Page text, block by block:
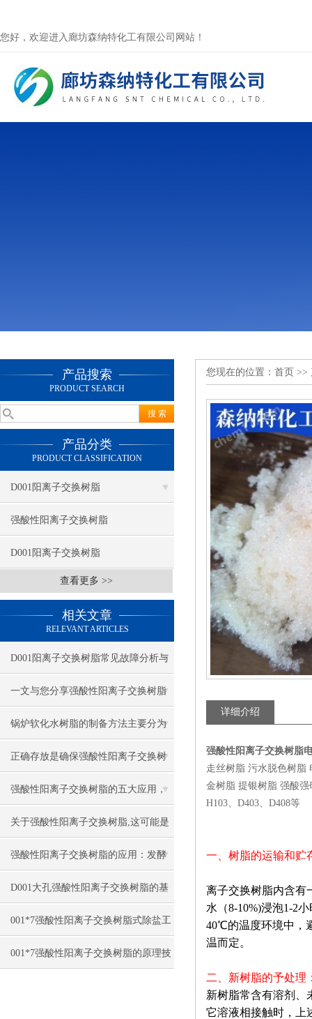
您好，欢迎进入廊坊森纳特化工有限公司网站！
产品搜索
PRODUCT SEARCH
产品分类
PRODUCT CLASSIFICATION
D001阳离子交换树脂
强酸性阳离子交换树脂
D001阳离子交换树脂
查看更多 >>
相关文章
RELEVANT ARTICLES
D001阳离子交换树脂常见故障分析与
针对性解决方法分享
一文与您分享强酸性阳离子交换树脂
的常见问题相应解决方法
锅炉软化水树脂的制备方法主要分为
这两大步骤
正确存放是确保强酸性阳离子交换树
脂质量的关键
强酸性阳离子交换树脂的五大应用，
你知道吗？
关于强酸性阳离子交换树脂,这可能是
一篇刷新你认知的文章
强酸性阳离子交换树脂的应用：发酵
工程师认知升级
D001大孔强酸性阳离子交换树脂的基
本类型
001*7强酸性阳离子交换树脂式除盐工
艺的特点
001*7强酸性阳离子交换树脂的原理技
您现在的位置： 首页 >>
详细介绍
强酸性阳离子交换树脂
走丝树脂 污水脱色树脂
金树脂 提银树脂 强酸强
H103、D403、D408等
一、树脂的运输和贮
离子交换树脂内含有
水（8-10%)浸泡1-2
40℃的温度环境中，
温而定。
二、新树脂的予处理
新树脂常含有溶剂、
它溶液相接触时，上